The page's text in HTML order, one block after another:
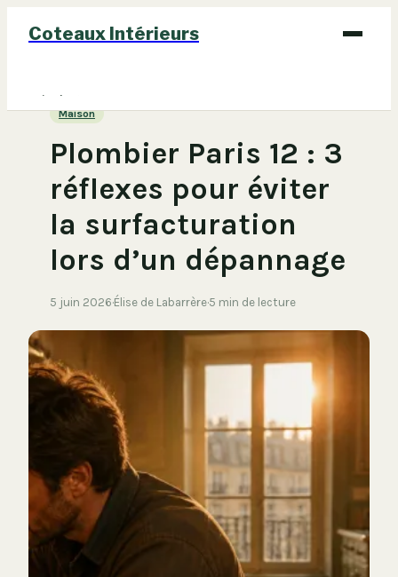
Coteaux Intérieurs
Bricolage
Maison
Plombier Paris 12 : 3
réflexes pour éviter
la surfacturation
lors d’un dépannage
5 juin 2026·Élise de Labarrère·5 min de lecture